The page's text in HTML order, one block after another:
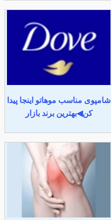
شامپوی مناسب موهاتو اینجا پیدا
کن◀بهترین برند بازار